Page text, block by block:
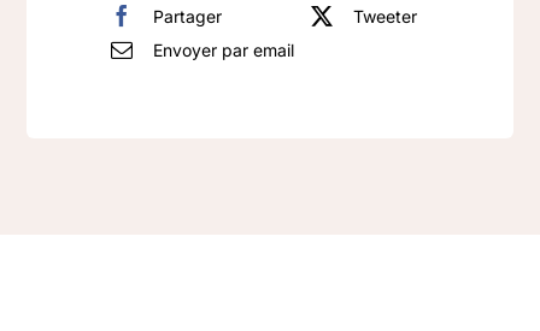
Partager
Tweeter
Envoyer par email